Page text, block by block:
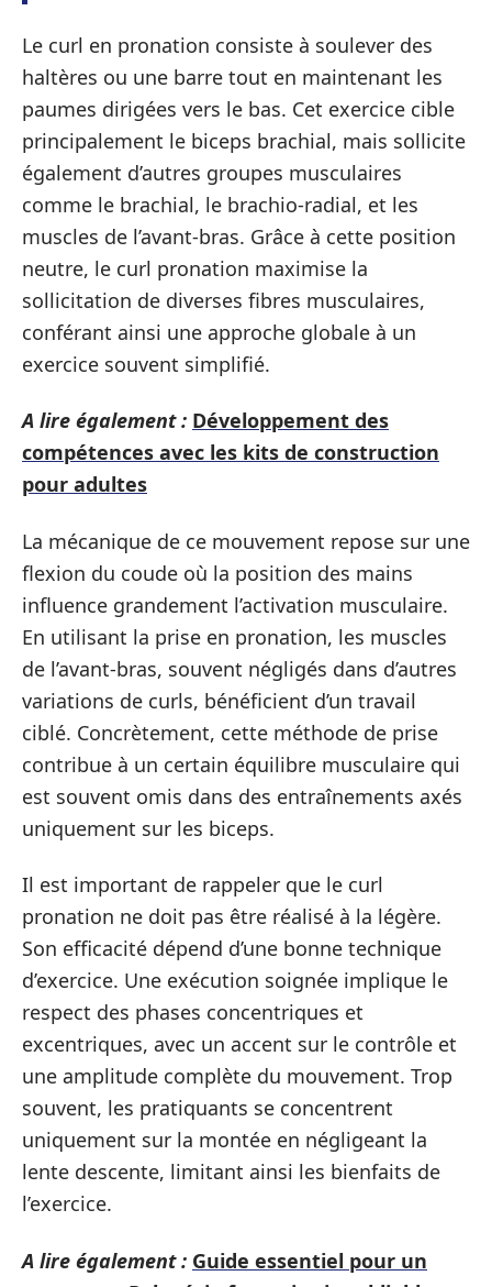
Le curl en pronation consiste à soulever des
haltères ou une barre tout en maintenant les
paumes dirigées vers le bas. Cet exercice cible
principalement le biceps brachial, mais sollicite
également d’autres groupes musculaires
comme le brachial, le brachio-radial, et les
muscles de l’avant-bras. Grâce à cette position
neutre, le curl pronation maximise la
sollicitation de diverses fibres musculaires,
conférant ainsi une approche globale à un
exercice souvent simplifié.
A lire également : Développement des
compétences avec les kits de construction
pour adultes
La mécanique de ce mouvement repose sur une
flexion du coude où la position des mains
influence grandement l’activation musculaire.
En utilisant la prise en pronation, les muscles
de l’avant-bras, souvent négligés dans d’autres
variations de curls, bénéficient d’un travail
ciblé. Concrètement, cette méthode de prise
contribue à un certain équilibre musculaire qui
est souvent omis dans des entraînements axés
uniquement sur les biceps.
Il est important de rappeler que le curl
pronation ne doit pas être réalisé à la légère.
Son efficacité dépend d’une bonne technique
d’exercice. Une exécution soignée implique le
respect des phases concentriques et
excentriques, avec un accent sur le contrôle et
une amplitude complète du mouvement. Trop
souvent, les pratiquants se concentrent
uniquement sur la montée en négligeant la
lente descente, limitant ainsi les bienfaits de
l’exercice.
A lire également : Guide essentiel pour un